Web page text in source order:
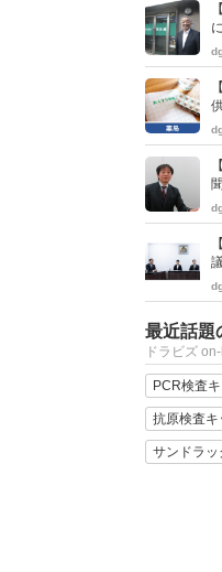
最近話題
ドラビズ
PCR検査キ
抗原検査キ
サンドラッ